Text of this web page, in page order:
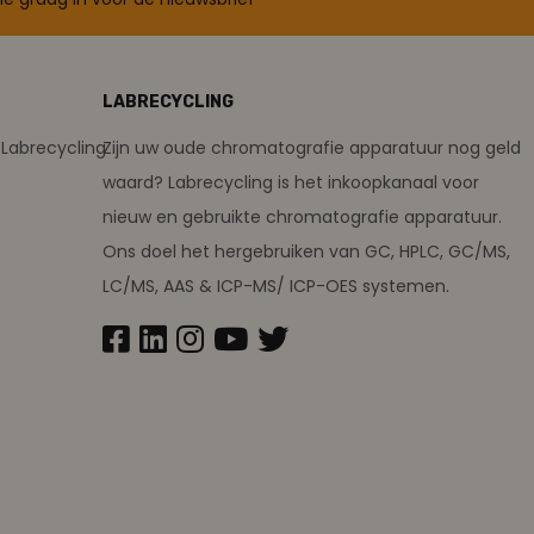
LABRECYCLING
Zijn uw oude chromatografie apparatuur nog geld
waard? Labrecycling is het inkoopkanaal voor
nieuw en gebruikte chromatografie apparatuur.
Ons doel het hergebruiken van GC, HPLC, GC/MS,
LC/MS, AAS & ICP-MS/ ICP-OES systemen.